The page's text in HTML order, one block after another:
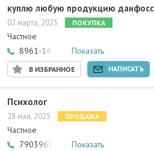
куплю любую продукцию
02 марта, 2025 ПОКУПКА
Частное
8961-144-78-85Показать
В ИЗБРАННОЕ НАПИСАТЬ
Психолог
28 мая, 2025 ПРОДАЖА
Частное
79039616349Показать